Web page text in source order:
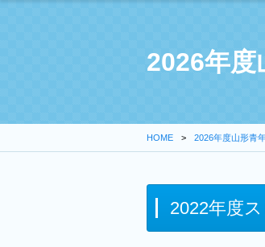
2026年度
HOME 2026年度山形青
2022年度